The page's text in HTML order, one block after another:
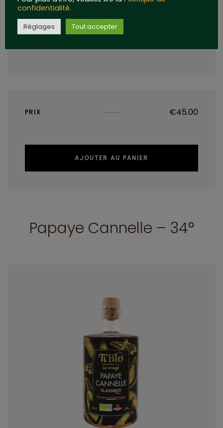
PRIX €45.00
AJOUTER AU PANIER
Papaye Cannelle – 34°
confidentialité.
Réglages Tout accepter